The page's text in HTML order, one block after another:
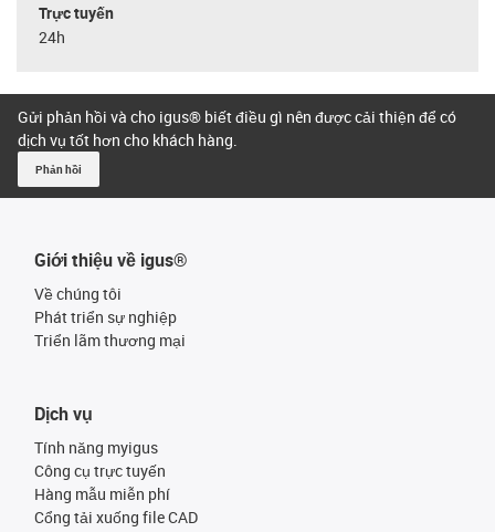
Trực tuyến
24h
Gửi phản hồi và cho igus® biết điều gì nên được cải thiện để có
dịch vụ tốt hơn cho khách hàng.
Phản hồi
Giới thiệu về igus®
Về chúng tôi
Phát triển sự nghiệp
Triển lãm thương mại
Dịch vụ
Tính năng myigus
Công cụ trực tuyến
Hàng mẫu miễn phí
Cổng tải xuống file CAD